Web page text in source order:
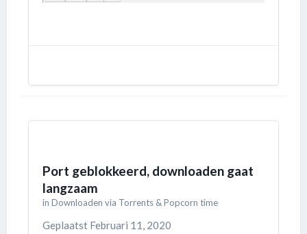
Port geblokkeerd, downloaden gaat
langzaam
in Downloaden via Torrents & Popcorn time
Geplaatst Februari 11, 2020